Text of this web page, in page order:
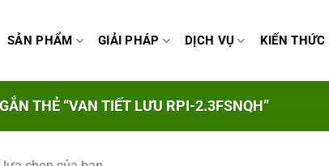
SẢN PHẨM GIẢI PHÁP DỊCH VỤ KIẾN THỨC
THẺ “VAN TIẾT LƯU RPI-2.3FSNQH”